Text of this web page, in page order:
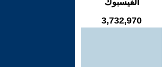
الفيسبوك
3,732,970